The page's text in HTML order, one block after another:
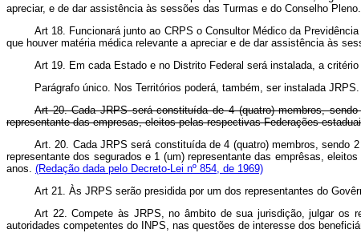
apreciar, e de dar assistência às sessões das Turmas e do Conselho Pleno.
Art 18. Funcionará junto ao CRPS o Consultor Médico da
que houver matéria médica relevante a apreciar e de dar assistência às
Art 19. Em cada Estado e no Distrito Federal será instalada, a
Parágrafo único. Nos Territórios poderá, também, ser instalada JRPS.
Art 20. Cada JRPS será constituída de 4 (quatro) membros,
representante das empresas, eleitos pelas respectivas Federações
Art. 20. Cada JRPS será constituída de 4 (quatro) membros, sendo
representante dos segurados e 1 (um) representante das emprêsas,
anos. (Redação dada pelo Decreto-Lei nº 854, de 1969)
Art 21. Às JRPS serão presidida por um dos representantes do
Art 22. Compete às JRPS, no âmbito de sua jurisdição, julgar os
autoridades competentes do INPS, nas questões de interesse dos